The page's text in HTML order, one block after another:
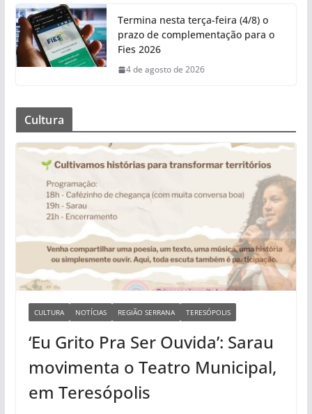
Termina nesta terça-feira (4/8) o
prazo de complementação para o
Fies 2026
4 de agosto de 2026
Cultura
CULTURA NOTÍCIAS REGIÃO SERRANA TERESÓPOLIS
‘Eu Grito Pra Ser Ouvida’: Sarau
movimenta o Teatro Municipal,
em Teresópolis